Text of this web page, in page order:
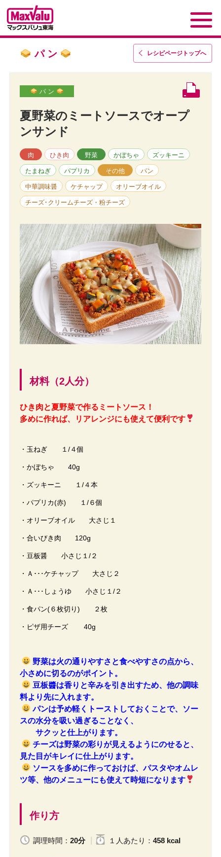
レシピページトップへ
パ ン
パ ン
夏野菜のミートソースでオープ
ンサンド
肉 ひき肉 野菜 かぼちゃ ズッキーニ
たまねぎ パプリカ その他 パン
中華調味醤 ケチャップ オリーブオイル
チーズ･クリームチーズ・粉チーズ
材料（2人分）
ひき肉と夏野菜で作るミートソース！
多めに作れば、リアレンジにも使えて便利です
・玉ねぎ １/４個
・かぼちゃ 40g
・ズッキーニ １/４本
・パプリカ(赤) １/６個
・オリーブオイル 大さじ１
・合いびき肉 120g
・豆板醤 小さじ１/２
・Ａ･･･ケチャップ 大さじ２
・Ａ･･･しょうゆ 小さじ１/２
・食パン(６枚切り) ２枚
・ピザ用チーズ 40g
野菜は火の通りやすさと食べやすさの点から、
小さめに切るのがポイント。
豆板醬は香りと辛みを引き出すため、他の調味
料より先に入れます。
パンは予め軽くトーストしておくことで、ソー
スの水分を吸い過ぎることなく、
サクッと仕上がります。
チーズは野菜の彩りが見えるようにのせると、
見た目がキレイに仕上がります。
ソースを多めに作っておけば、パスタやオムレ
ツ等、他のメニューにも使えて時短になります
作り方
調理時間： 20分 １人 あたり ： 458 kcal